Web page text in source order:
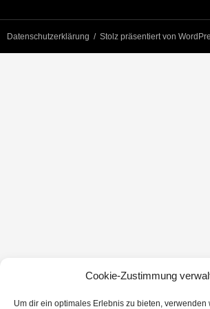
Cookie-Zustimmung
Um dir ein optimales Erlebnis zu bieten, verwenden
Datenschutzerklärung Stolz präsentiert von